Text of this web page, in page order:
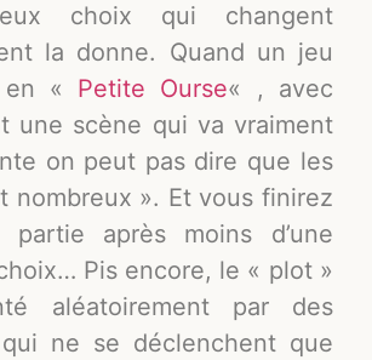
choix qui changent
la donne. Quand un jeu
en « Petite Ourse« , avec
une scène qui va vraiment
on peut pas dire que les
nombreux ». Et vous finirez
partie après moins d’une
Pis encore, le « plot »
aléatoirement par des
ne se déclenchent que